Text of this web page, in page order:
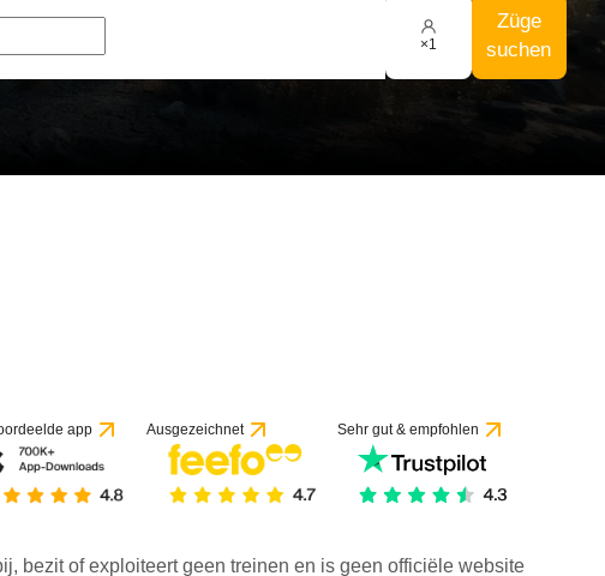
×1
Züge
suchen
app Ausgezeichnet Sehr gut & empfohlen
bezit of exploiteert geen treinen en is geen officiële website